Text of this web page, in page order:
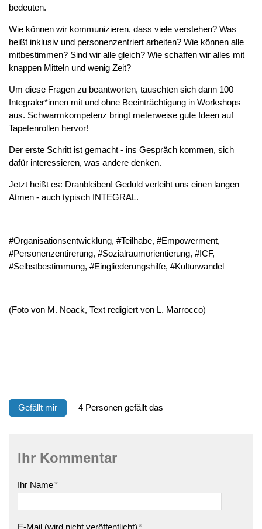
bedeuten.
Wie können wir kommunizieren, dass viele verstehen? Was
heißt inklusiv und personenzentriert arbeiten? Wie können alle
mitbestimmen? Sind wir alle gleich? Wie schaffen wir alles mit
knappen Mitteln und wenig Zeit?
Um diese Fragen zu beantworten, tauschten sich dann 100
Integraler*innen mit und ohne Beeinträchtigung in Workshops
aus. Schwarmkompetenz bringt meterweise gute Ideen auf
Tapetenrollen hervor!
Der erste Schritt ist gemacht - ins Gespräch kommen, sich
dafür interessieren, was andere denken.
Jetzt heißt es: Dranbleiben! Geduld verleiht uns einen langen
Atmen - auch typisch INTEGRAL.
#Organisationsentwicklung, #Teilhabe, #Empowerment,
#Personenzentirerung, #Sozialraumorientierung, #ICF,
#Selbstbestimmung, #Eingliederungshilfe, #Kulturwandel
(Foto von M. Noack, Text redigiert von L. Marrocco)
Gefällt mir 4 Personen gefällt das
Ihr Kommentar
Ihr Name*
E-Mail (wird nicht veröffentlicht)*